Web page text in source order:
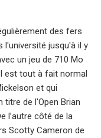
des fers
l'université jusqu'à il y
un jeu de 710 Mo
est tout à fait normal
et qui
de l'Open Brian
l’autre côté de la
Scotty Cameron de